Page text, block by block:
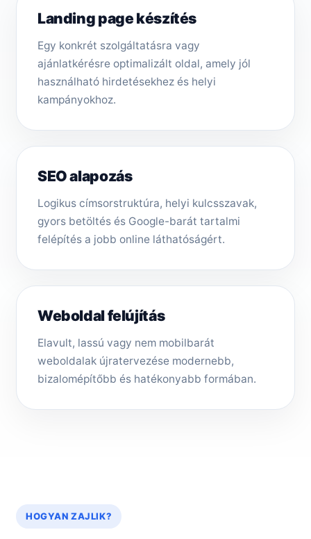
Landing page készítés
Egy konkrét szolgáltatásra vagy
ajánlatkérésre optimalizált oldal, amely jól
használható hirdetésekhez és helyi
kampányokhoz.
SEO alapozás
Logikus címsorstruktúra, helyi kulcsszavak,
gyors betöltés és Google-barát tartalmi
felépítés a jobb online láthatóságért.
Weboldal felújítás
Elavult, lassú vagy nem mobilbarát
weboldalak újratervezése modernebb,
bizalomépítőbb és hatékonyabb formában.
HOGYAN ZAJLIK?